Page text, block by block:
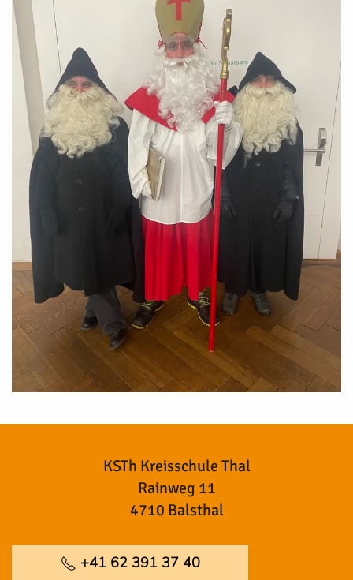
KSTh Kreisschule Thal
Rainweg 11
4710 Balsthal
+41 62 391 37 40